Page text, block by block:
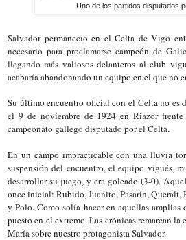
Uno de los partidos disputados
Salvador permaneció en el Celta de Vigo
necesario para proclamarse campeón de
llegando más valiosos delanteros al club
acabaría abandonando un equipo en el que no
Su último encuentro oficial con el Celta no es
el 9 de noviembre de 1924 en Riazor
campeonato gallego disputado por el Celta.
En un campo impracticable con una lluvia
suspensión del encuentro, el equipo vigués,
desarrollar su juego, y era goleado (3-0).
once inicial: Rubido, Juanito, Pasarin,
y Polo. Como solía hacer en aquellas amplias
puesto en el extremo. Las crónicas remarcan
María sobre nuestro protagonista Salvador.